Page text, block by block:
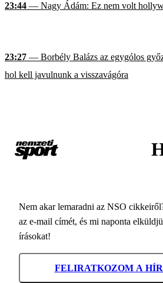
23:44 — Nagy Ádám: Ez nem volt
23:27 — Borbély Balázs az egygólos
hol kell javulnunk a visszavágóra
Nem akar lemaradni az NSO
az e-mail címét, és mi naponta
írásokat!
FELIRATKOZOM A